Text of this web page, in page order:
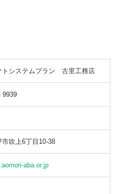
トシステムプラン 古里工務店
9939
吹上6丁目10-38
aba.or.jp